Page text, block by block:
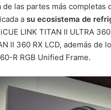
de las partes más completas
a su ecosistema de
LINK TITAN II ULTRA
II 360 RX LCD, además de
R RGB Unified Frame.